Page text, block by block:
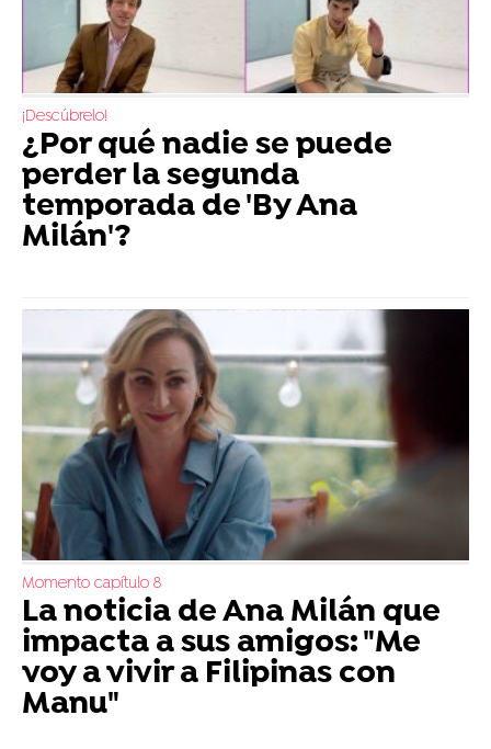
¡Descúbrelo!
¿Por qué nadie se puede
perder la segunda
temporada de 'By Ana
Milán'?
Momento capítulo 8
La noticia de Ana Milán que
impacta a sus amigos: "Me
voy a vivir a Filipinas con
Manu"